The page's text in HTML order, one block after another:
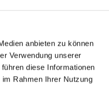
anbieten zu können
Verwendung unserer
diese Informationen
Rahmen Ihrer Nutzung